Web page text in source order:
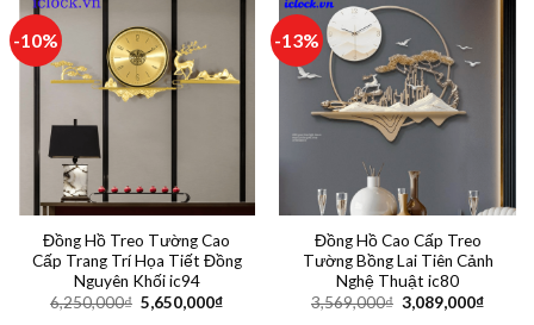
-10%
Đồng Hồ Treo Tường Cao
Cấp Trang Trí Họa Tiết Đồng
Nguyên Khối ic94
6,250,000₫ 5,650,000₫
-13%
Đồng Hồ Cao Cấp Treo
Tường Bồng Lai Tiên Cảnh
Nghệ Thuật ic80
3,569,000₫ 3,089,000₫